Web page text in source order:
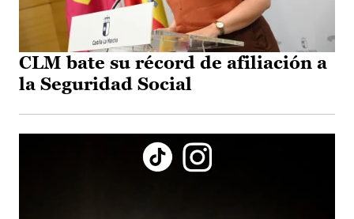
CLM bate su récord de afiliación a
la Seguridad Social